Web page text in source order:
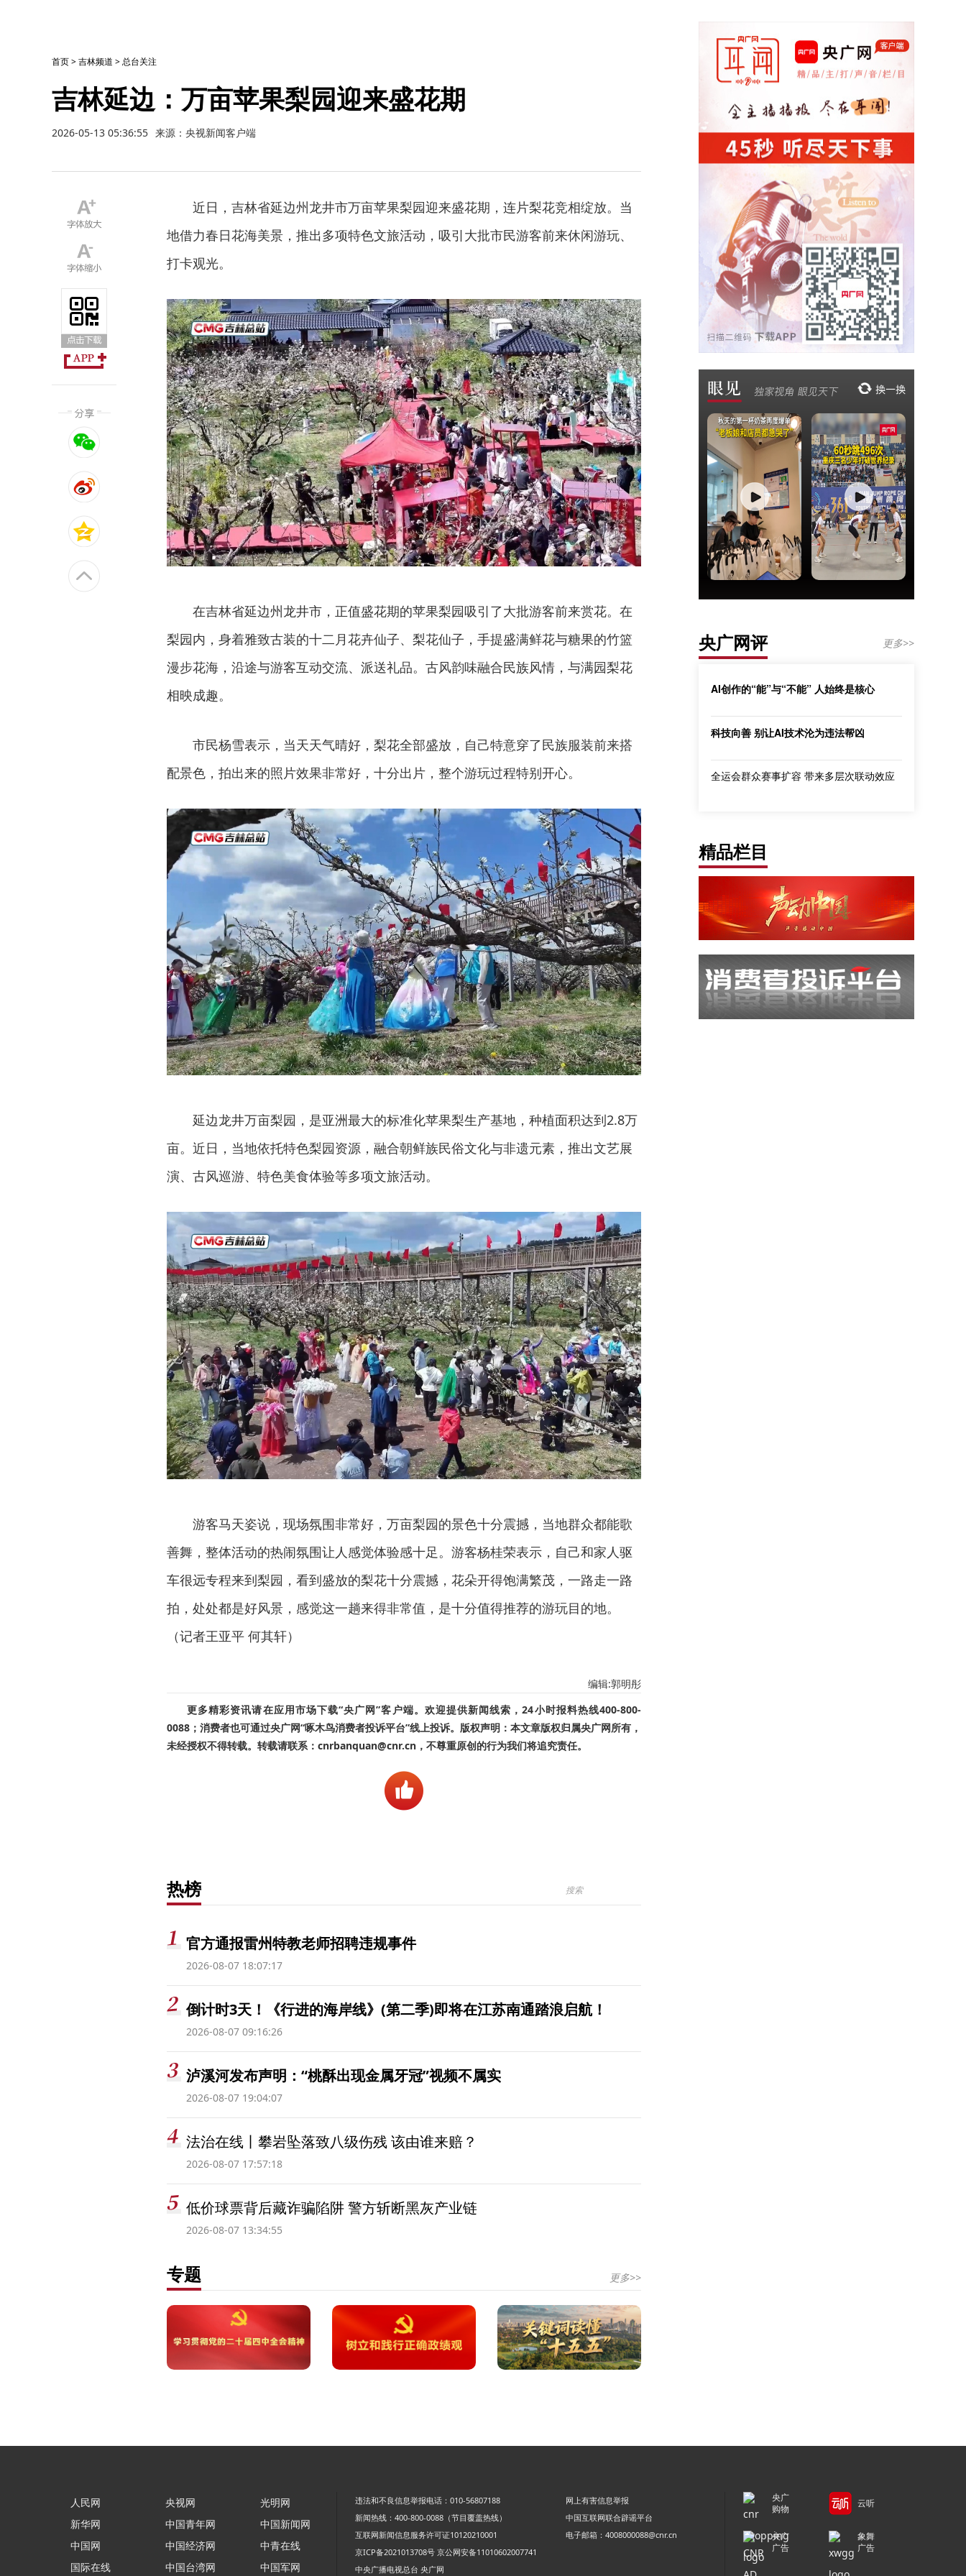
首页>吉林频道 >总台关注
吉林延边：万亩苹果梨园迎来盛花期
2026-05-13 05:36:55 来源：央视新闻客户端
近日，吉林省延边州龙井市万亩苹果梨园迎来盛花期，连片梨花竞相绽放。当
地借力春日花海美景，推出多项特色文旅活动，吸引大批市民游客前来休闲游玩、
打卡观光。
在吉林省延边州龙井市，正值盛花期的苹果梨园吸引了大批游客前来赏花。在
梨园内，身着雅致古装的十二月花卉仙子、梨花仙子，手提盛满鲜花与糖果的竹篮
漫步花海，沿途与游客互动交流、派送礼品。古风韵味融合民族风情，与满园梨花
相映成趣。
市民杨雪表示，当天天气晴好，梨花全部盛放，自己特意穿了民族服装前来搭
配景色，拍出来的照片效果非常好，十分出片，整个游玩过程特别开心。
延边龙井万亩梨园，是亚洲最大的标准化苹果梨生产基地，种植面积达到2.8万
亩。近日，当地依托特色梨园资源，融合朝鲜族民俗文化与非遗元素，推出文艺展
演、古风巡游、特色美食体验等多项文旅活动。
游客马天姿说，现场氛围非常好，万亩梨园的景色十分震撼，当地群众都能歌
善舞，整体活动的热闹氛围让人感觉体验感十足。游客杨桂荣表示，自己和家人驱
车很远专程来到梨园，看到盛放的梨花十分震撼，花朵开得饱满繁茂，一路走一路
拍，处处都是好风景，感觉这一趟来得非常值，是十分值得推荐的游玩目的地。
（记者王亚平 何其轩）
编辑:郭明彤
更多精彩资讯请在应用市场下载“央广网”客户端。欢迎提供新闻线索，24小时报料热线400-800-
0088；消费者也可通过央广网“啄木鸟消费者投诉平台”线上投诉。版权声明：本文章版权归属央广网所有，
未经授权不得转载。转载请联系：cnrbanquan@cnr.cn，不尊重原创的行为我们将追究责任。
热榜
官方通报雷州特教老师招聘违规事件
2026-08-07 18:07:17
倒计时3天！《行进的海岸线》(第二季)即将在江苏南通踏浪启航！
2026-08-07 09:16:26
泸溪河发布声明：“桃酥出现金属牙冠”视频不属实
2026-08-07 19:04:07
法治在线丨攀岩坠落致八级伤残 该由谁来赔？
2026-08-07 17:57:18
低价球票背后藏诈骗陷阱 警方斩断黑灰产业链
2026-08-07 13:34:55
专题 更多>>
央广网评 更多>>
AI创作的“能”与“不能” 人始终是核心
科技向善 别让AI技术沦为违法帮凶
全运会群众赛事扩容 带来多层次联动效应
精品栏目
人民网
新华网
中国网
国际在线
央视网
中国青年网
中国经济网
中国台湾网
光明网
中国新闻网
中青在线
中国军网
违法和不良信息举报电话：010-56807188
网上有害信息举报
新闻热线：400-800-0088（节目覆盖热线）
中国互联网联合辟谣平台
互联网新闻信息服务许可证10120210001
电子邮箱：4008000088@cnr.cn
京ICP备2021013708号 京公网安备11010602007741
中央广播电视总台 央广网
央广
购物
云听
央广
广告
象舞
广告